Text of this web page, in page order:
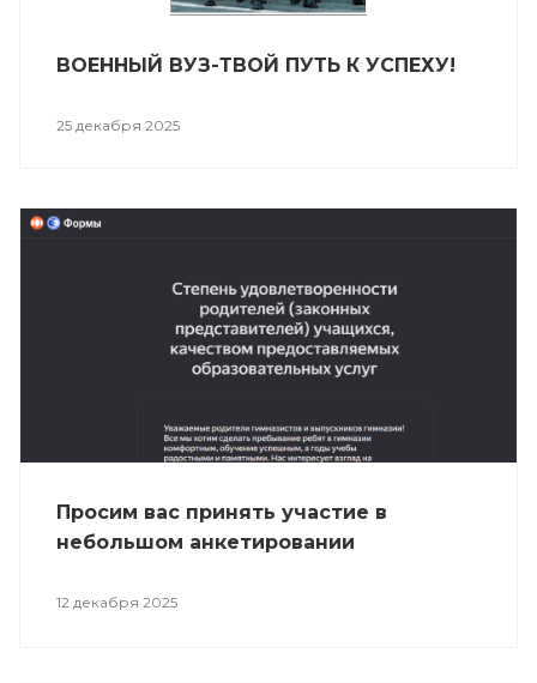
ВОЕННЫЙ ВУЗ-ТВОЙ ПУТЬ К УСПЕХУ!
25 декабря 2025
Просим вас принять участие в
небольшом анкетировании
12 декабря 2025